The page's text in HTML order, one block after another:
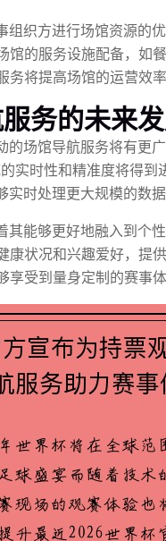
组织方进行场馆资源的
馆的服务设施配备，如
务将提高场馆的运营效
务的未来
的场馆导航服务将有更
实时性和精准度将得
时处理更大规模的数
其能够更好地融入到个
康状况和兴趣爱好，提
受到量身定制的赛事体